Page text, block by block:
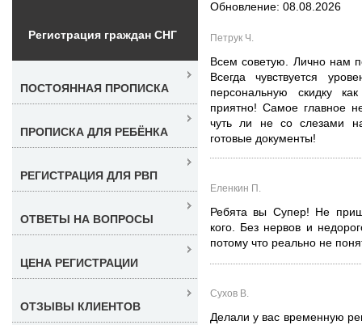
Обновление: 08.08.2026
Петрук Ч.
Всем советую. Лично нам
Всегда чувствуется
персональную скидку
приятно! Самое главное
чуть ли не со слезами
готовые документы!
Еленкин П.
Ребята вы Супер! Не
кого. Без нервов и
потому что реально не
Сухов В.
Делали у вас временную
Регистрация граждан СНГ
ПОСТОЯННАЯ ПРОПИСКА
ПРОПИСКА ДЛЯ РЕБЁНКА
РЕГИСТРАЦИЯ ДЛЯ РВП
ОТВЕТЫ НА ВОПРОСЫ
ЦЕНА РЕГИСТРАЦИИ
ОТЗЫВЫ КЛИЕНТОВ